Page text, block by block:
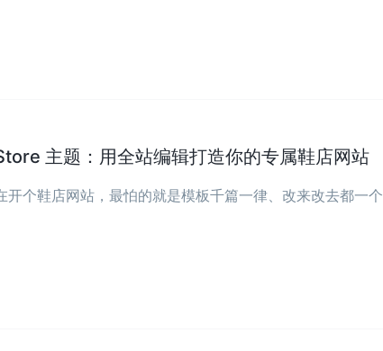
主题：用全站编辑打造你的专属鞋店网站
开个鞋店网站，最怕的就是模板千篇一律、改来改去都一个